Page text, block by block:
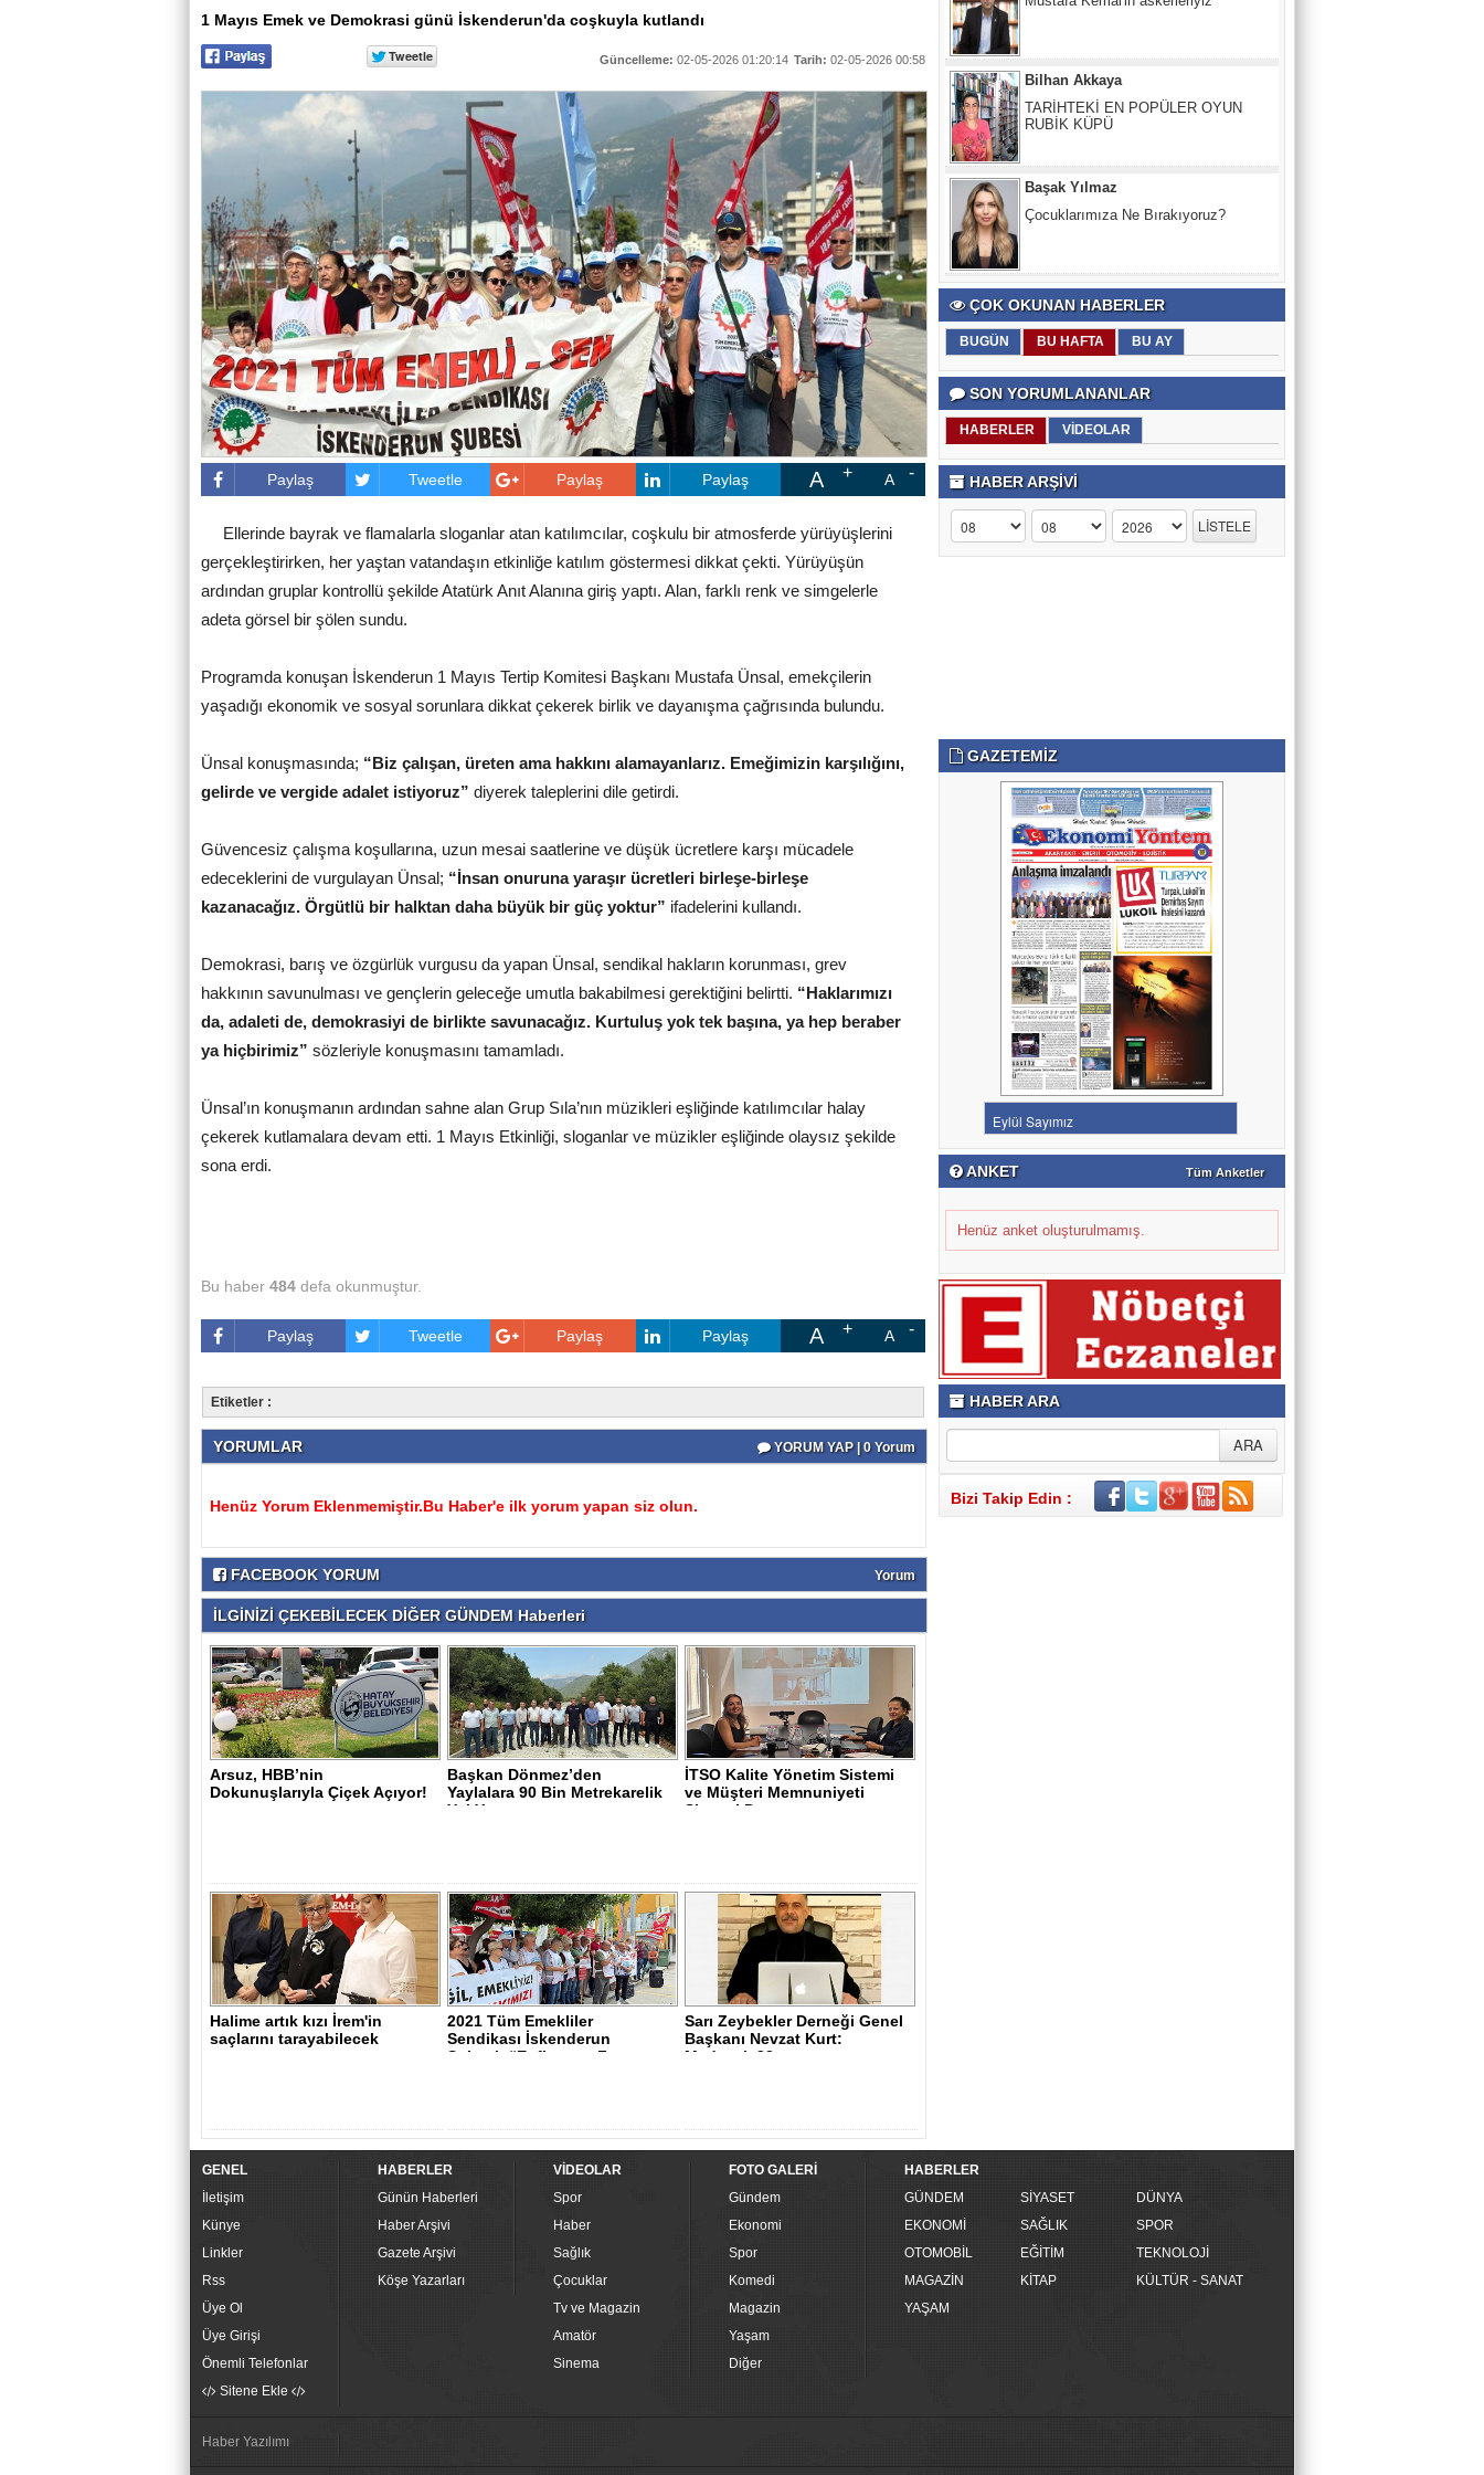
1 Mayıs Emek ve Demokrasi günü İskenderun'da coşkuyla kutlandı
Güncelleme: 02-05-2026 01:20:14 Tarih: 02-05-2026 00:58
Paylaş Tweetle Paylaş Paylaş A A
Ellerinde bayrak ve flamalarla sloganlar atan katılımcılar, coşkulu bir atmosferde yürüyüşlerini
gerçekleştirirken, her yaştan vatandaşın etkinliğe katılım göstermesi dikkat çekti. Yürüyüşün
ardından gruplar kontrollü şekilde Atatürk Anıt Alanına giriş yaptı. Alan, farklı renk ve simgelerle
adeta görsel bir şölen sundu.
Programda konuşan İskenderun 1 Mayıs Tertip Komitesi Başkanı Mustafa Ünsal, emekçilerin
yaşadığı ekonomik ve sosyal sorunlara dikkat çekerek birlik ve dayanışma çağrısında bulundu.
Ünsal konuşmasında; “Biz çalışan, üreten ama hakkını alamayanlarız. Emeğimizin karşılığını,
gelirde ve vergide adalet istiyoruz” diyerek taleplerini dile getirdi.
Güvencesiz çalışma koşullarına, uzun mesai saatlerine ve düşük ücretlere karşı mücadele
edeceklerini de vurgulayan Ünsal; “İnsan onuruna yaraşır ücretleri birleşe-birleşe
kazanacağız. Örgütlü bir halktan daha büyük bir güç yoktur” ifadelerini kullandı.
Demokrasi, barış ve özgürlük vurgusu da yapan Ünsal, sendikal hakların korunması, grev
hakkının savunulması ve gençlerin geleceğe umutla bakabilmesi gerektiğini belirtti. “Haklarımızı
da, adaleti de, demokrasiyi de birlikte savunacağız. Kurtuluş yok tek başına, ya hep beraber
ya hiçbirimiz” sözleriyle konuşmasını tamamladı.
Ünsal’ın konuşmanın ardından sahne alan Grup Sıla’nın müzikleri eşliğinde katılımcılar halay
çekerek kutlamalara devam etti. 1 Mayıs Etkinliği, sloganlar ve müzikler eşliğinde olaysız şekilde
sona erdi.
Bu haber 484 defa okunmuştur.
Paylaş Tweetle Paylaş Paylaş A A
Etiketler :
YORUMLAR YORUM YAP | 0 Yorum
Henüz Yorum Eklenmemiştir.Bu Haber'e ilk yorum yapan siz olun.
FACEBOOK YORUM Yorum
İLGİNİZİ ÇEKEBİLECEK DİĞER GÜNDEM Haberleri
Arsuz, HBB’nin
Dokunuşlarıyla Çiçek Açıyor!
Başkan Dönmez’den
Yaylalara 90 Bin Metrekarelik
Yol Yatırımı..
İTSO Kalite Yönetim Sistemi
ve Müşteri Memnuniyeti
Sistemi D..
Halime artık kızı İrem'in
saçlarını tarayabilecek
2021 Tüm Emekliler
Sendikası İskenderun
Şubesi: “Enflasyon F..
Sarı Zeybekler Derneği Genel
Başkanı Nevzat Kurt:
Madımak 33..
Başak Yılmaz
Çocuklarımıza Ne Bırakıyoruz?
Nevzat Kurt
ÇOK OKUNAN HABERLER
BUGÜN BU HAFTA BU AY
SON YORUMLANANLAR
HABERLER VİDEOLAR
HABER ARŞİVİ
GAZETEMİZ
ANKET Tüm Anketler
Henüz anket oluşturulmamış.
HABER ARA
Bizi Takip Edin :
GENEL
İletişim
Künye
Linkler
Rss
Üye Ol
Üye Girişi
Önemli Telefonlar
Sitene Ekle
HABERLER
Günün Haberleri
Haber Arşivi
Gazete Arşivi
Köşe Yazarları
VİDEOLAR
Spor
Haber
Sağlık
Çocuklar
Tv ve Magazin
Amatör
Sinema
FOTO GALERİ
Gündem
Ekonomi
Spor
Komedi
Magazin
Yaşam
Diğer
HABERLER
GÜNDEM
SİYASET
DÜNYA
EKONOMİ
SAĞLIK
SPOR
OTOMOBİL
EĞİTİM
TEKNOLOJİ
MAGAZİN
KİTAP
KÜLTÜR - SANAT
YAŞAM
Haber Yazılımı